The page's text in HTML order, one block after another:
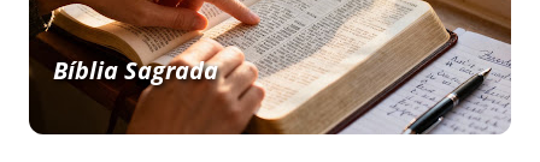
Bíblia Sagrada